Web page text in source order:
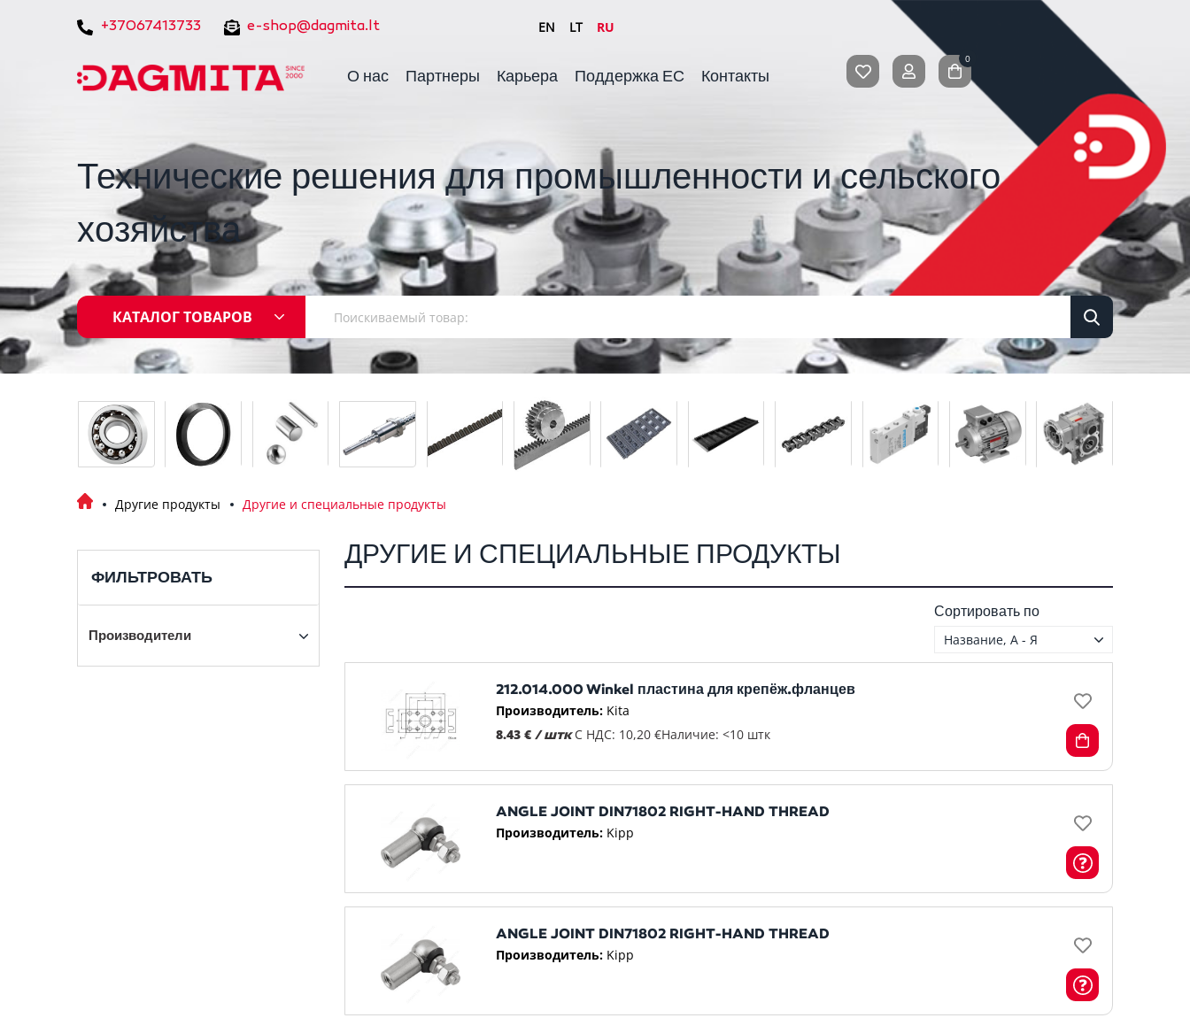
+37067413733 e-shop@dagmita.lt EN LT RU
О нас Партнеры Карьера Поддержка ЕС Контакты
0
Технические решения для промышленности и сельского
хозяйства
КАТАЛОГ ТОВАРОВ
Другие продукты Другие и специальные продукты
ФИЛЬТРОВАТЬ
Производители
ДРУГИЕ И СПЕЦИАЛЬНЫЕ ПРОДУКТЫ
Сортировать по
Название, А - Я
212.014.000 Winkel пластина для крепёж.фланцев
Производитель: Kita
8.43 € / штк С НДС: 10,20 €Наличие: <10 штк
ANGLE JOINT DIN71802 RIGHT-HAND THREAD
Производитель: Kipp
ANGLE JOINT DIN71802 RIGHT-HAND THREAD
Производитель: Kipp